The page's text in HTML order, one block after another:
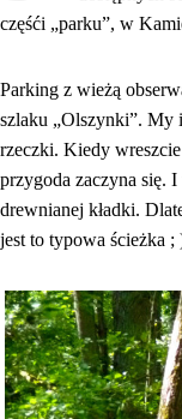
częśći „parku”, w
Parking z wieżą
szlaku „Olszynki”. My
rzeczki. Kiedy
przygoda zaczyna się.
drewnianej kładki.
jest to typowa ścieżka ;